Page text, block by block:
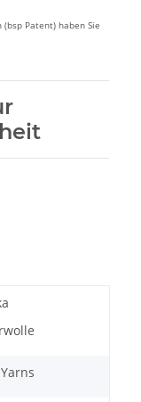
Patent) haben Sie